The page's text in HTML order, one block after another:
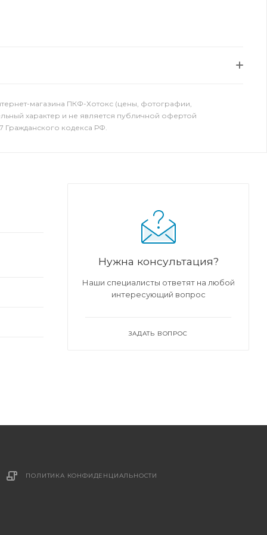
магазина ПКФ-Хотокс (цены, фотографии,
характер и не является публичной офертой
Гражданского кодекса РФ.
Нужна консультация?
Наши специалисты ответят на любой
интересующий вопрос
ЗАДАТЬ ВОПРОС
ПОЛИТИКА КОНФИДЕНЦИАЛЬНОСТИ